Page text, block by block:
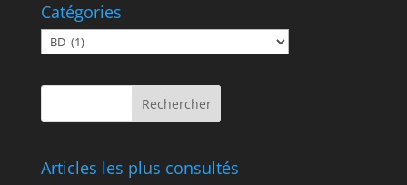
Catégories
Catégories
Articles les plus consultés